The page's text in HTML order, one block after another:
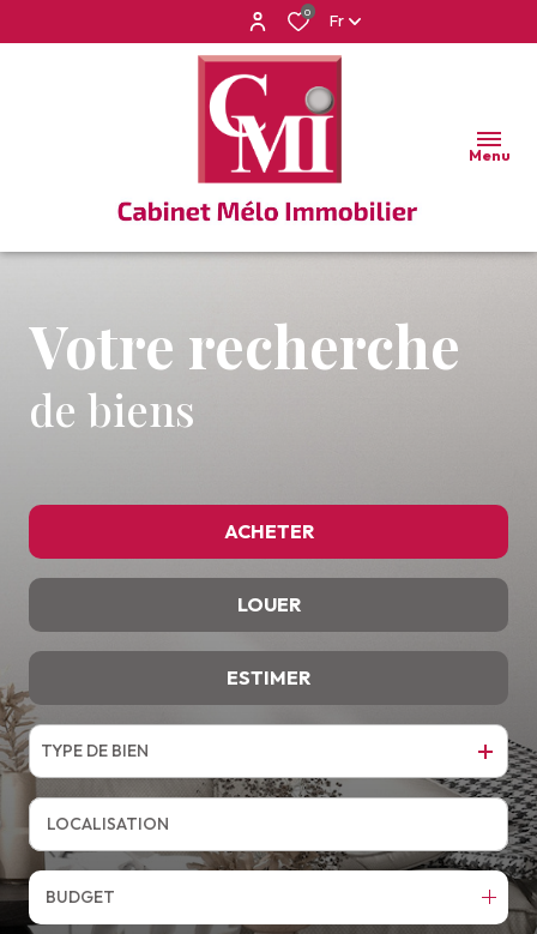
0 Fr
Menu
Votre recherche
de biens
ACHETER
LOUER
ESTIMER
TYPE DE BIEN
BUDGET